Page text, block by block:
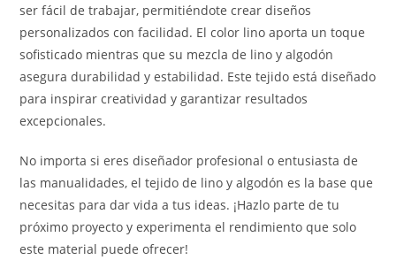
ser fácil de trabajar, permitiéndote crear diseños
personalizados con facilidad. El color lino aporta un toque
sofisticado mientras que su mezcla de lino y algodón
asegura durabilidad y estabilidad. Este tejido está diseñado
para inspirar creatividad y garantizar resultados
excepcionales.
No importa si eres diseñador profesional o entusiasta de
las manualidades, el tejido de lino y algodón es la base que
necesitas para dar vida a tus ideas. ¡Hazlo parte de tu
próximo proyecto y experimenta el rendimiento que solo
este material puede ofrecer!